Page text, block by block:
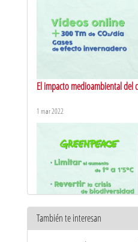
El impacto medioambiental del
1 mar 2022
¿Cómo implementar un
También te interesan